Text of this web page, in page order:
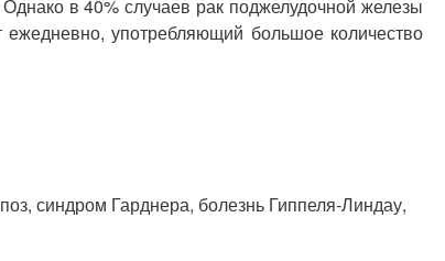
в 40% случаев рак поджелудочной железы
употребляющий большое количество
синдром Гарднера, болезнь Гиппеля-Линдау,